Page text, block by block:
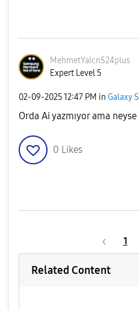
MehmetYalcnS24plus
Expert Level 5
‎02-09-202512:47 PM in Galaxy S
Orda Ai yazmıyor ama neyse
0 Likes
1
Related Content